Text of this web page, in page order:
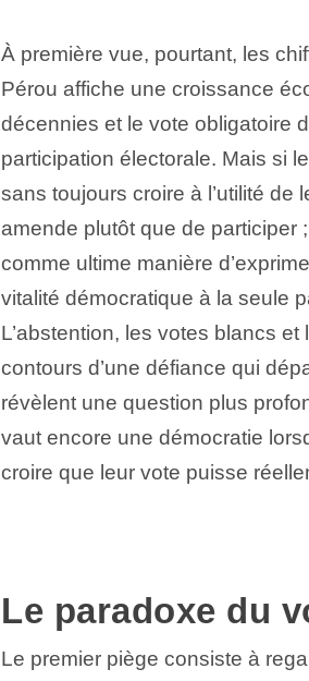
À première vue, pourtant, les
Pérou affiche une croissance
décennies et le vote obligatoire
participation électorale. Mais si
sans toujours croire à l’utilité de
amende plutôt que de participer
comme ultime manière
vitalité démocratique à la seule
L’abstention, les votes blancs
contours d’une défiance qui
révèlent une question plus
vaut encore une démocratie
croire que leur vote puisse
Le paradoxe du
Le premier piège consiste à